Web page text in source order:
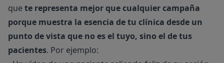
que te representa mejor que cualquier campaña
porque muestra la esencia de tu clínica desde un
punto de vista que no es el tuyo, sino el de tus
pacientes. Por ejemplo: